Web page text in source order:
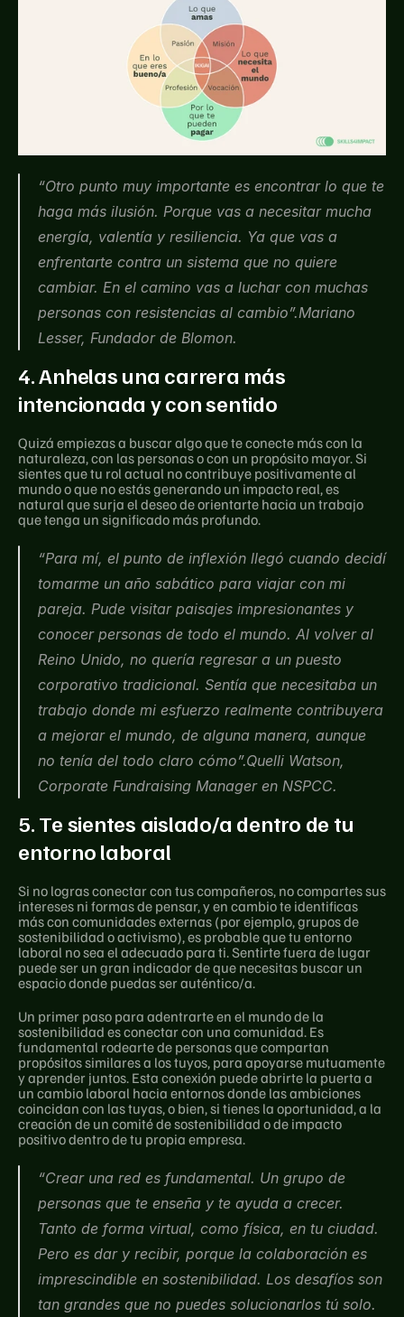
“Otro punto muy importante es encontrar lo que te
haga más ilusión. Porque vas a necesitar mucha
energía, valentía y resiliencia. Ya que vas a
enfrentarte contra un sistema que no quiere
cambiar. En el camino vas a luchar con muchas
personas con resistencias al cambio”.Mariano
Lesser, Fundador de Blomon.
4. Anhelas una carrera más
intencionada y con sentido
Quizá empiezas a buscar algo que te conecte más con la
naturaleza, con las personas o con un propósito mayor. Si
sientes que tu rol actual no contribuye positivamente al
mundo o que no estás generando un impacto real, es
natural que surja el deseo de orientarte hacia un trabajo
que tenga un significado más profundo.
“Para mí, el punto de inflexión llegó cuando decidí
tomarme un año sabático para viajar con mi
pareja. Pude visitar paisajes impresionantes y
conocer personas de todo el mundo. Al volver al
Reino Unido, no quería regresar a un puesto
corporativo tradicional. Sentía que necesitaba un
trabajo donde mi esfuerzo realmente contribuyera
a mejorar el mundo, de alguna manera, aunque
no tenía del todo claro cómo”.Quelli Watson,
Corporate Fundraising Manager en NSPCC.
5. Te sientes aislado/a dentro de tu
entorno laboral
Si no logras conectar con tus compañeros, no compartes sus
intereses ni formas de pensar, y en cambio te identificas
más con comunidades externas (por ejemplo, grupos de
sostenibilidad o activismo), es probable que tu entorno
laboral no sea el adecuado para ti. Sentirte fuera de lugar
puede ser un gran indicador de que necesitas buscar un
espacio donde puedas ser auténtico/a.
Un primer paso para adentrarte en el mundo de la
sostenibilidad es conectar con una comunidad. Es
fundamental rodearte de personas que compartan
propósitos similares a los tuyos, para apoyarse mutuamente
y aprender juntos. Esta conexión puede abrirte la puerta a
un cambio laboral hacia entornos donde las ambiciones
coincidan con las tuyas, o bien, si tienes la oportunidad, a la
creación de un comité de sostenibilidad o de impacto
positivo dentro de tu propia empresa.
“Crear una red es fundamental. Un grupo de
personas que te enseña y te ayuda a crecer.
Tanto de forma virtual, como física, en tu ciudad.
Pero es dar y recibir, porque la colaboración es
imprescindible en sostenibilidad. Los desafíos son
tan grandes que no puedes solucionarlos tú solo.